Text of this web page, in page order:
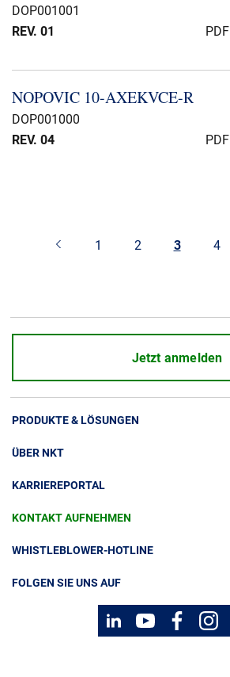
DOP001001
REV. 01
PDF
NOPOVIC 10-​AXEKVCE-​R
DOP001000
REV. 04
PDF
1 2 3 4
Jetzt anmelden
PRODUKTE & LÖSUNGEN
Hochspannung
Kabelgarnituren
Mittelspannungskabel
Niederspannungskabel
ÜBER NKT
News & Presse
Unsere Geschichte
Investoren
Nachhaltigkeit
KARRIEREPORTAL
KONTAKT AUFNEHMEN
WHISTLEBLOWER-HOTLINE
FOLGEN SIE UNS AUF